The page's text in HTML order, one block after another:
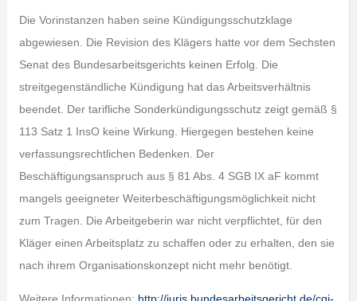
Die Vorinstanzen haben seine Kündigungsschutzklage
abgewiesen. Die Revision des Klägers hatte vor dem Sechsten
Senat des Bundesarbeitsgerichts keinen Erfolg. Die
streitgegenständliche Kündigung hat das Arbeitsverhältnis
beendet. Der tarifliche Sonderkündigungsschutz zeigt gemäß §
113 Satz 1 InsO keine Wirkung. Hiergegen bestehen keine
verfassungsrechtlichen Bedenken. Der
Beschäftigungsanspruch aus § 81 Abs. 4 SGB IX aF kommt
mangels geeigneter Weiterbeschäftigungsmöglichkeit nicht
zum Tragen. Die Arbeitgeberin war nicht verpflichtet, für den
Kläger einen Arbeitsplatz zu schaffen oder zu erhalten, den sie
nach ihrem Organisationskonzept nicht mehr benötigt.